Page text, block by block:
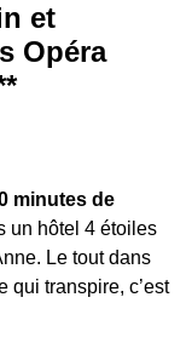
et
Opéra
minutes de
un hôtel 4 étoiles
Le tout dans
qui transpire, c’est